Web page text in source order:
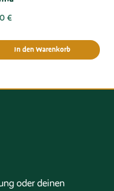
€
In den Warenkorb
oder deinen